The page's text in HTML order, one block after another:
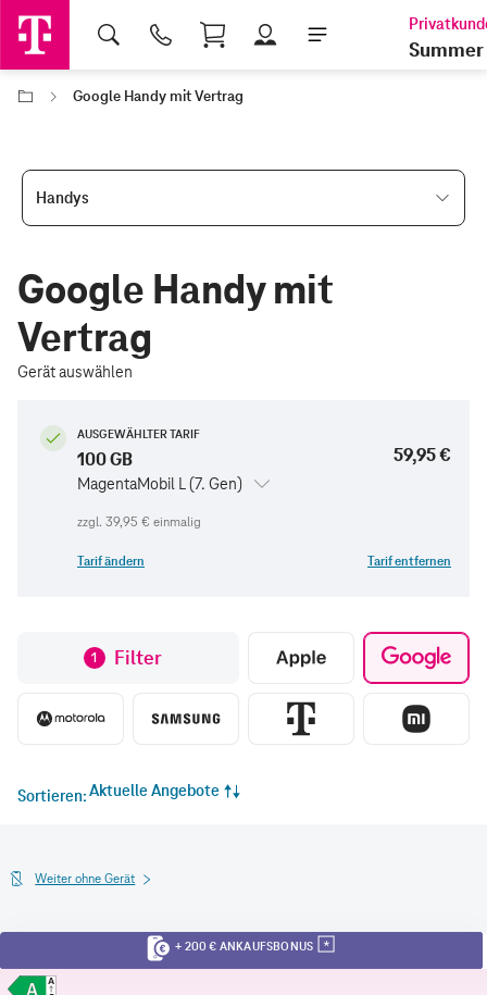
Shopping Cart
Summer
Google Handy mit Vertrag
Handys
Google Handy mit
Vertrag
Gerät auswählen
AUSGEWÄHLTER TARIF
100 GB
MagentaMobil L (7. Gen)
59,95 €
zzgl. 39,95 € einmalig
Tarif ändern Tarif entfernen
1 Filter
Sortieren Aktuelle Angebote
Weiter ohne Gerät
+ 200 € ANKAUFSBONUS